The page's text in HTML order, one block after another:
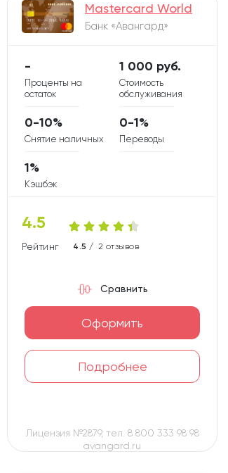
Mastercard World
Банк «Авангард»
4.5
Рейтинг карты
4.5 / 2 отзывов
Проценты на
остаток
-
Стоимость
обслуживания
1 000 руб.
Снятие наличных
0-10%
Переводы
0-1%
Кэшбэк
1%
Оформить
Подробнее
Сравнить
Лицензия №2879, тел. 8 800 333 98 98
avangard.ru